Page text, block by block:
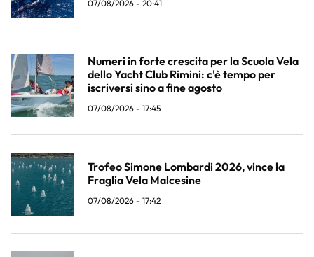
07/08/2026 - 20:41
Numeri in forte crescita per la Scuola Vela
dello Yacht Club Rimini: c'è tempo per
iscriversi sino a fine agosto
07/08/2026 - 17:45
Trofeo Simone Lombardi 2026, vince la
Fraglia Vela Malcesine
07/08/2026 - 17:42